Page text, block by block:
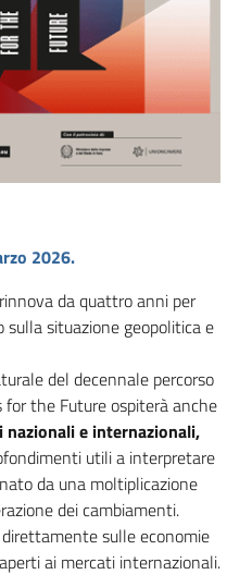
2026.
da quattro anni per
situazione geopolitica e
del decennale percorso
for the Future ospiterà anche
e internazionali,
utili a interpretare
da una moltiplicazione
dei cambiamenti.
sulle economie
ai mercati internazionali.